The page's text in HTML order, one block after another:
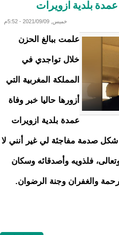
بلدية ازويرات
خميس, 2021/09/09 - 5:52م
علمت ببالغ الحزن
خلال تواجدي في
المملكة المغربية التي
أزورها حاليا خبر وفاة
عمدة بلدية ازويرات
شكل صدمة مفاجئة لي غير أنني لا
فلذويه وأصدقائه وسكان
والغفران وجنة الرضوان.